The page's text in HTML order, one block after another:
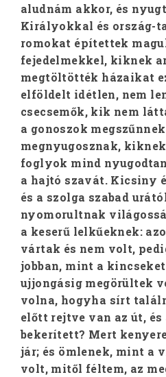
aludnám akkor, és
Királyokkal és ország-
romokat építettek
fejedelmekkel, kiknek
megtöltötték házaikat
elföldelt idétlen, nem
csecsemők, kik nem
a gonoszok
megnyugosznak,
foglyok mind
a hajtó szavát. Kicsiny
és a szolga szabad
nyomorultnak
a keserű lelkűeknek:
vártak és nem volt,
jobban, mint a
ujjongásig megörültek
volna, hogyha sírt
előtt rejtve van az út,
bekerített? Mert
jár; és ömlenek, mint a
volt, mitől féltem, az